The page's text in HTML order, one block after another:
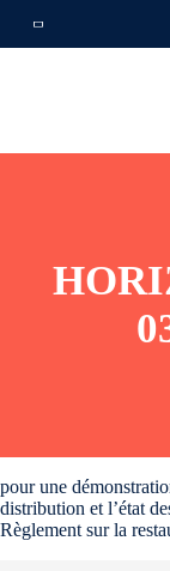
pour une
distribution et l’état
Règlement sur la